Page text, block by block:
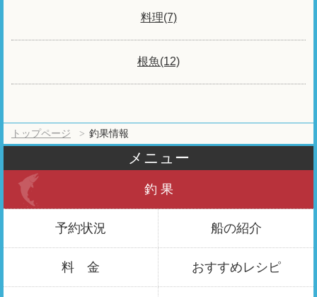
料理(7)
根魚(12)
トップページ 釣果情報
メニュー
釣 果
予約状況 船の紹介
料 金 おすすめレシピ